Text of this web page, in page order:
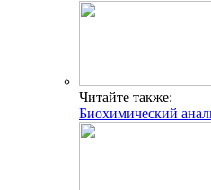
Читайте также:
Биохимический